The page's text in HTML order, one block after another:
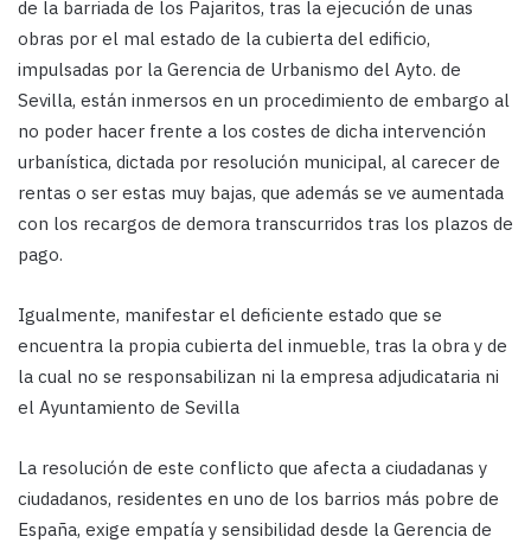
de la barriada de los Pajaritos, tras la ejecución de unas
obras por el mal estado de la cubierta del edificio,
impulsadas por la Gerencia de Urbanismo del Ayto. de
Sevilla, están inmersos en un procedimiento de embargo al
no poder hacer frente a los costes de dicha intervención
urbanística, dictada por resolución municipal, al carecer de
rentas o ser estas muy bajas, que además se ve aumentada
con los recargos de demora transcurridos tras los plazos de
pago.
Igualmente, manifestar el deficiente estado que se
encuentra la propia cubierta del inmueble, tras la obra y de
la cual no se responsabilizan ni la empresa adjudicataria ni
el Ayuntamiento de Sevilla
La resolución de este conflicto que afecta a ciudadanas y
ciudadanos, residentes en uno de los barrios más pobre de
España, exige empatía y sensibilidad desde la Gerencia de